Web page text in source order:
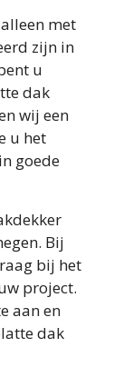
met
zijn in
u
dak
wij een
u het
goede
Bij
bij het
project.
aan en
dak